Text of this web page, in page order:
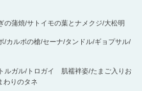
の蒲焼/サトイモの葉とナメクジ/大松明
/カルボの槍/セーナ/タンドル/ギョプサル/
ルガル/トロガイ 肌襦袢姿/たまご入りお
わりのタネ